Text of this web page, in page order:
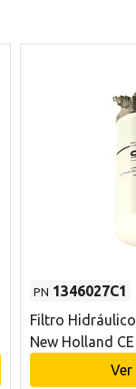
PN 1346027C1
Filtro
New Holland CE
Ver